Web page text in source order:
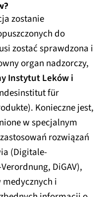
zostanie
do
zostać sprawdzona i
organ nadzorczy,
Instytut Leków i
für
Konieczne jest,
w specjalnym
rozwiązań
(Digitale-
DiGAV),
i